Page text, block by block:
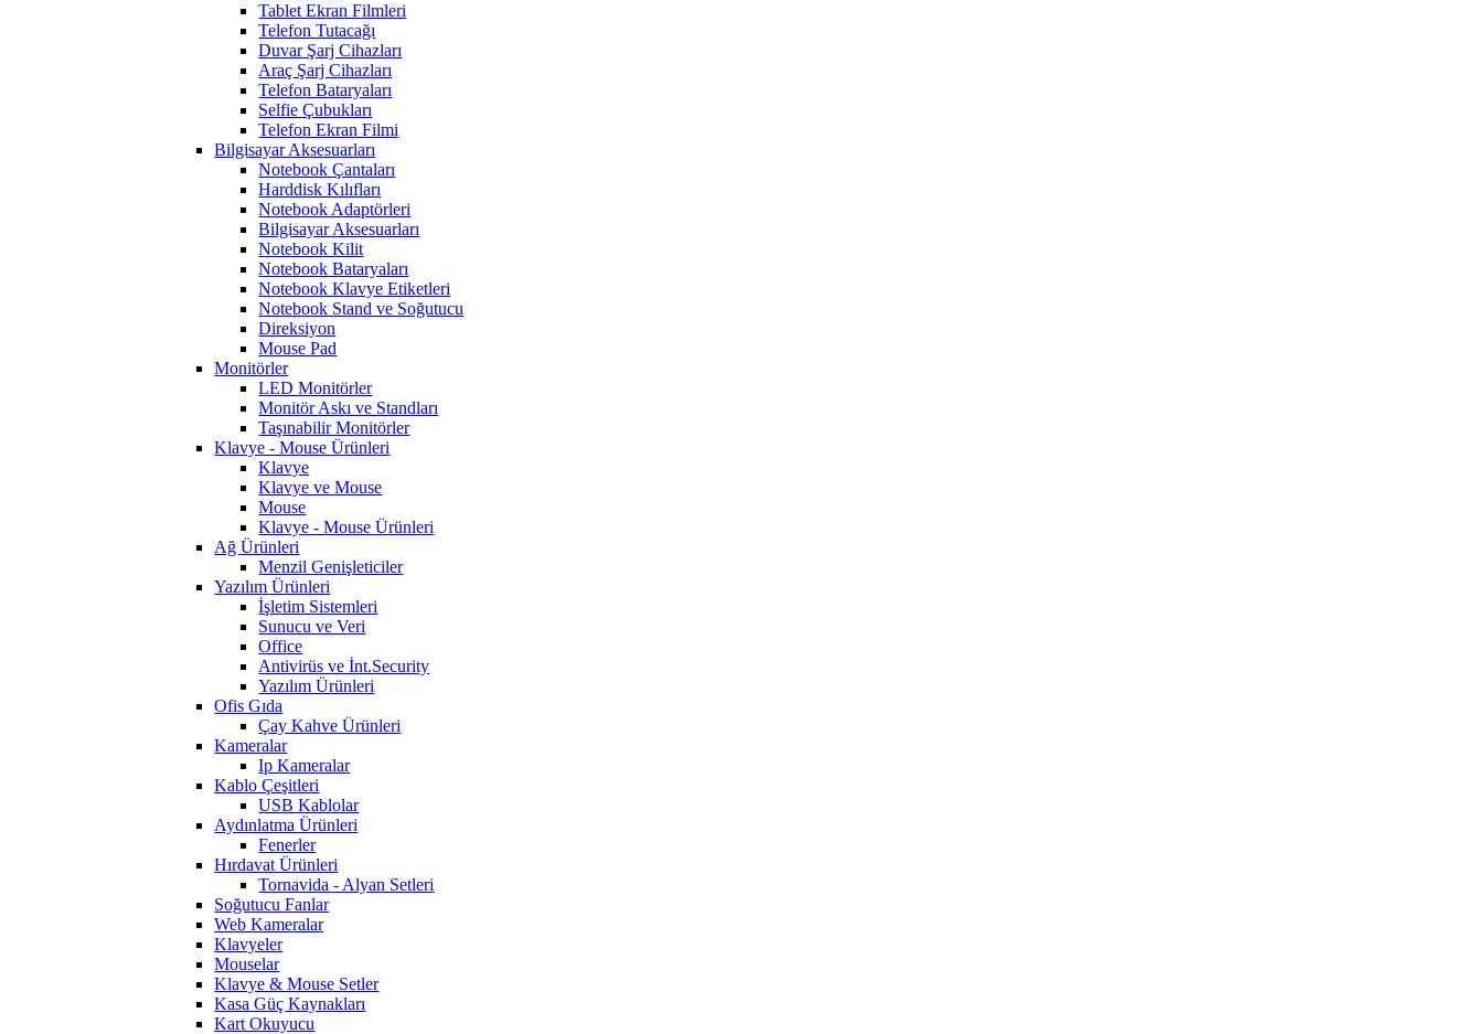
Tablet Ekran Filmleri
Telefon Tutacağı
Duvar Şarj Cihazları
Araç Şarj Cihazları
Telefon Bataryaları
Selfie Çubukları
Telefon Ekran Filmi
Bilgisayar Aksesuarları
Notebook Çantaları
Harddisk Kılıfları
Notebook Adaptörleri
Bilgisayar Aksesuarları
Notebook Kilit
Notebook Bataryaları
Notebook Klavye Etiketleri
Notebook Stand ve Soğutucu
Direksiyon
Mouse Pad
Monitörler
LED Monitörler
Monitör Askı ve Standları
Taşınabilir Monitörler
Klavye - Mouse Ürünleri
Klavye
Klavye ve Mouse
Mouse
Klavye - Mouse Ürünleri
Ağ Ürünleri
Menzil Genişleticiler
Yazılım Ürünleri
İşletim Sistemleri
Sunucu ve Veri
Office
Antivirüs ve İnt.Security
Yazılım Ürünleri
Ofis Gıda
Çay Kahve Ürünleri
Kameralar
Ip Kameralar
Kablo Çeşitleri
USB Kablolar
Aydınlatma Ürünleri
Fenerler
Hırdavat Ürünleri
Tornavida - Alyan Setleri
Soğutucu Fanlar
Web Kameralar
Klavyeler
Mouselar
Klavye & Mouse Setler
Kasa Güç Kaynakları
Kart Okuyucu